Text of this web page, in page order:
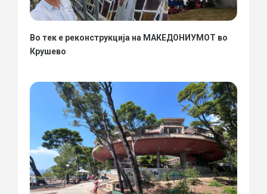
Во тек е реконструкција на МАКЕДОНИУМОТ во
Крушево